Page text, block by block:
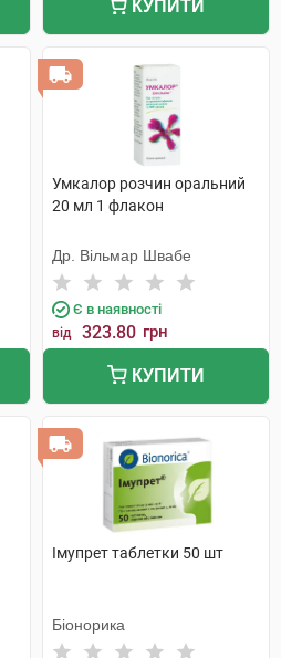
КУПИТИ
Умкалор розчин оральний
20 мл 1 флакон
Др. Вільмар Швабе
Є в наявності
від 323.80 грн
КУПИТИ
Імупрет таблетки 50 шт
Біонорика